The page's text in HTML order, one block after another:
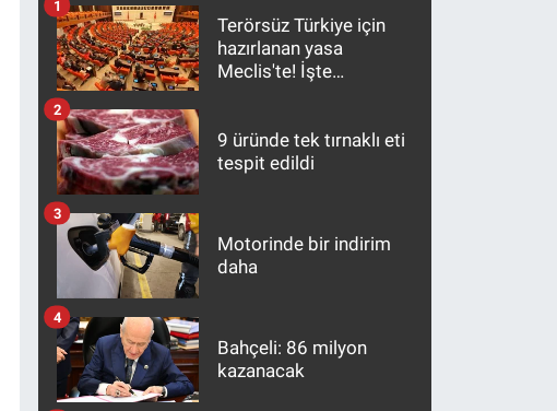
Terörsüz Türkiye için
hazırlanan yasa
Meclis'te! İşte
1
9 üründe tek tırnaklı eti
tespit edildi
2
Motorinde bir indirim
daha
3
Bahçeli: 86 milyon
kazanacak
4